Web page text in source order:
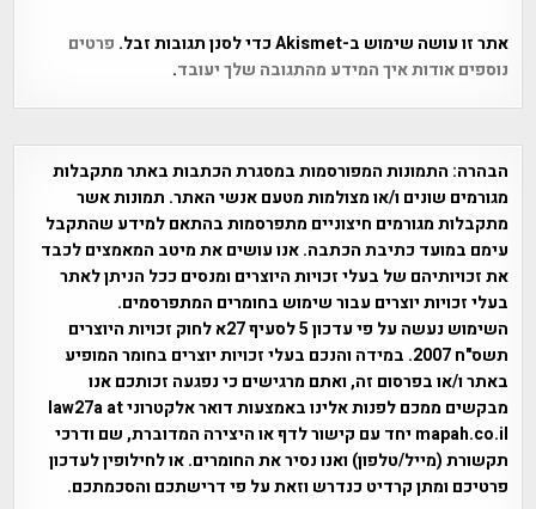
אתר זו עושה שימוש ב-Akismet כדי לסנן תגובות זבל.
פרטים
נוספים אודות איך המידע מהתגובה שלך יעובד.
הבהרה: התמונות המפורסמות במסגרת הכתבות באתר מתקבלות
מגורמים שונים ו/או מצולמות מטעם אנשי האתר. תמונות אשר
מתקבלות מגורמים חיצוניים מתפרסמות בהתאם למידע שהתקבל
עימם במועד כתיבת הכתבה. אנו עושים את מיטב המאמצים לכבד
את זכויותיהם של בעלי זכויות היוצרים ומנסים ככל הניתן לאתר
בעלי זכויות יוצרים עבור שימוש בחומרים המתפרסמים.
השימוש נעשה על פי עדכון 5 לסעיף 27א לחוק זכויות היוצרים
תשס"ח 2007. במידה והנכם בעלי זכויות יוצרים בחומר המופיע
באתר ו/או בפרסום זה, ואתם מרגישים כי נפגעה זכותכם אנו
מבקשים ממכם לפנות אלינו באמצעות דואר אלקטרוני law27a at
mapah.co.il יחד עם קישור לדף או היצירה המדוברת, שם ודרכי
תקשורת (מייל/טלפון) ואנו נסיר את החומרים. או לחילופין לעדכון
פרטיכם ומתן קרדיט כנדרש וזאת על פי דרישתכם והסכמתכם.